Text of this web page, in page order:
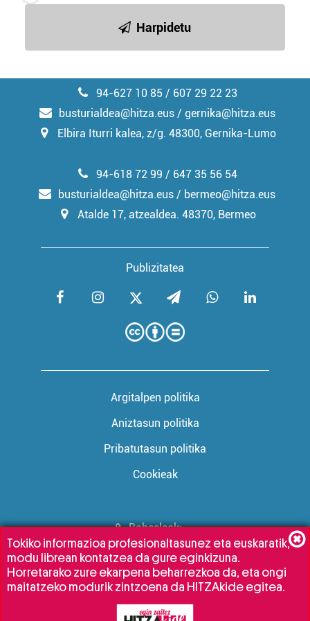
irakurri
Harpidetu
94-627 10 85 / 607 29 22 23
busturialdea@hitza.eus / gernika@hitza.eus
Elbira Iturri kalea, z/g. 48300, Gernika-Lumo
Publizitatea
94-618 72 99 / 647 35 56 54
busturialdea@hitza.eus / bermeo@hitza.eus
Atalde 17, atzealdea. 48370, Bermeo
Argitalpen politika
Aniztasun politika
Pribatutasun politika
Cookieak
Babesleak:
Tokiko informazioa profesionaltasunez eta euskaratik,
modu librean kontatzea da gure eginkizuna.
Horretarako zure ekarpena beharrezkoa da, eta ongi
maitatzeko modurik zintzoena da HITZAkide egitea.